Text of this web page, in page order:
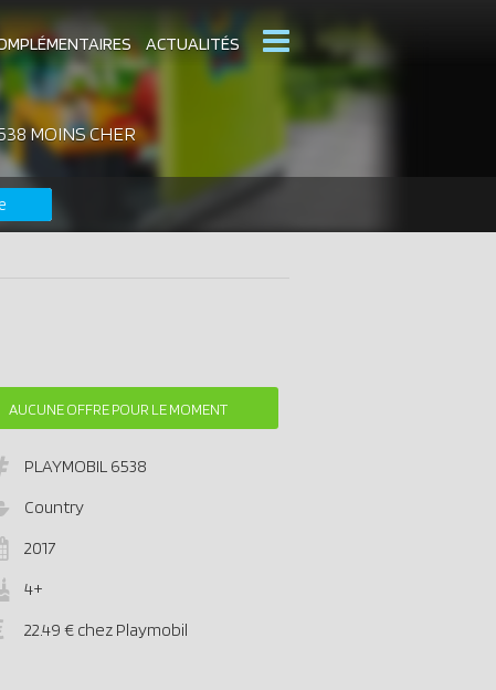
ACTUALITÉS
CATALOGUES PLAYMOBIL
DERNIERS PLAYMOBIL AJOUTÉS
MOINS CHER
AUCUNE OFFRE POUR LE MOMENT
PLAYMOBIL 6538
Country
2017
4+
22.49 € chez Playmobil